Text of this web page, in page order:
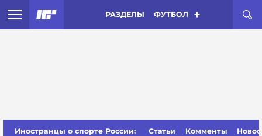
РАЗДЕЛЫ ФУТБОЛ
Иностранцы о спорте России: Статьи Комменты